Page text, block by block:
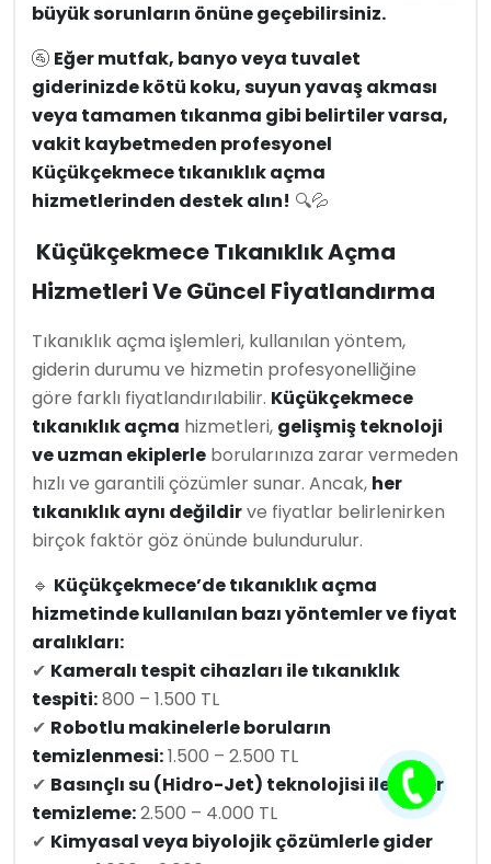
büyük sorunların önüne geçebilirsiniz.
🚰 Eğer mutfak, banyo veya tuvalet
giderinizde kötü koku, suyun yavaş akması
veya tamamen tıkanma gibi belirtiler varsa,
vakit kaybetmeden profesyonel
Küçükçekmece tıkanıklık açma
hizmetlerinden destek alın! 🔍💦
Küçükçekmece Tıkanıklık Açma
Hizmetleri Ve Güncel Fiyatlandırma
Tıkanıklık açma işlemleri, kullanılan yöntem,
giderin durumu ve hizmetin profesyonelliğine
göre farklı fiyatlandırılabilir. Küçükçekmece
tıkanıklık açma hizmetleri, gelişmiş teknoloji
ve uzman ekiplerle borularınıza zarar vermeden
hızlı ve garantili çözümler sunar. Ancak, her
tıkanıklık aynı değildirve fiyatlar belirlenirken
birçok faktör göz önünde bulundurulur.
🔹 Küçükçekmece’de tıkanıklık açma
hizmetinde kullanılan bazı yöntemler ve fiyat
aralıkları:
✔ Kameralı tespit cihazları ile tıkanıklık
tespiti:800 – 1.500 TL
✔ Robotlu makinelerle boruların
temizlenmesi:1.500 – 2.500 TL
✔ Basınçlı su (Hidro-Jet) teknolojisi ile gider
temizleme:2.500 – 4.000 TL
✔ Kimyasal veya biyolojik çözümlerle gider